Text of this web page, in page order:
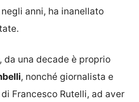
anni, ha inanellato
da una decade è proprio
, nonché giornalista e
Francesco Rutelli, ad aver